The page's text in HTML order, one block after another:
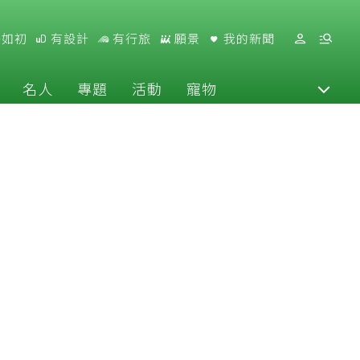
初 有設計 有行旅 願景 我的新聞
名人 專題 活動 寵物